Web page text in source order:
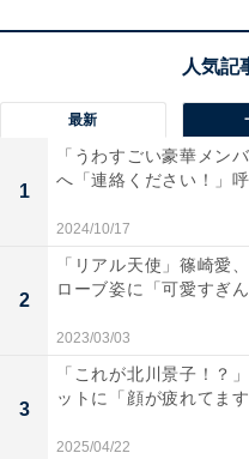
最新
1
「うわすごい豪華メン
へ「連絡ください！」
2024/10/17
2
「リアル天使」篠崎愛
ローブ姿に「可愛すぎ
2023/03/03
3
「これが北川景子！？
ットに「顔が疲れてま
2025/04/22